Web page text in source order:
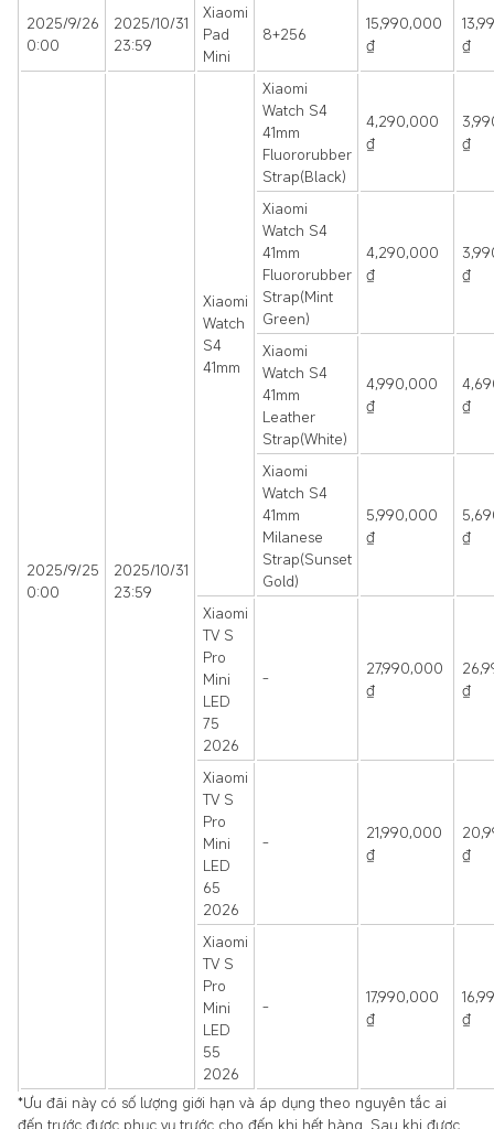
2025/9/26
0:00
2025/10/31
23:59
Xiaomi
Pad
Mini
8+256
15,990,000
₫
₫
2025/9/25
0:00
2025/10/31
23:59
Xiaomi
Watch
S4
41mm
Xiaomi
Watch S4
41mm
Fluororubber
Strap(Black)
4,290,000
₫
₫
Xiaomi
Watch S4
41mm
Fluororubber
Strap(Mint
Green)
4,290,000
₫
₫
Xiaomi
Watch S4
41mm
Leather
Strap(White)
4,990,000
₫
₫
Xiaomi
Watch S4
41mm
Milanese
Strap(Sunset
Gold)
5,990,000
₫
₫
Xiaomi
TV S
Pro
Mini
LED
75
2026
-
27,990,000
₫
₫
Xiaomi
TV S
Pro
Mini
LED
65
2026
-
21,990,000
₫
₫
Xiaomi
TV S
Pro
Mini
LED
55
2026
-
17,990,000
₫
₫
*Ưu đãi này có số lượng giới hạn và áp dụng theo nguyên tắc ai
đến trước được phục vụ trước cho đến khi hết hàng. Sau khi được